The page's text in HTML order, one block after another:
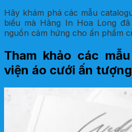
Hãy khám phá các mẫu
biểu mà Hãng In Hoa Long
nguồn cảm hứng cho ấn phẩm
Tham khảo các
viện áo cưới ấn tượng